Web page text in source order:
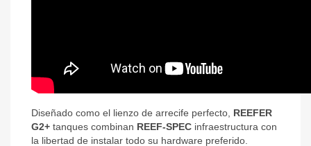
Diseñado como el lienzo de arrecife perfecto, REEFER
G2+ tanques combinan REEF-SPEC infraestructura con
la libertad de instalar todo su hardware preferido.